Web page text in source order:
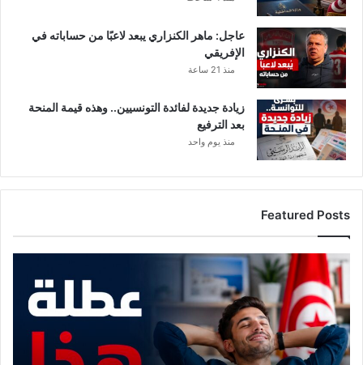
عاجل: ماهر الكنزاري يبعد لاعبًا من حساباته في
الإفريقي
منذ 21 ساعة
زيادة جديدة لفائدة التونسيين.. وهذه قيمة المنحة
بعد الترفيع
منذ يوم واحد
Featured Posts
م
د
م
ع